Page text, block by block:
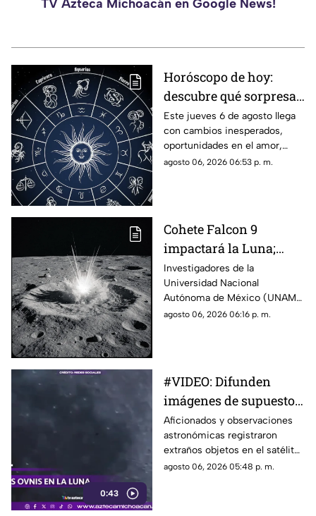
TV Azteca Michoacán en Google News!
Horóscopo de hoy:
descubre qué sorpresa
le espera a tu signo este
jueves 6 de agosto
Este jueves 6 de agosto llega
con cambios inesperados,
oportunidades en el amor,
avances laborales y decisiones
aprovechar la energía de la
jornada.
agosto 06, 2026 06:53 p. m.
Cohete Falcon 9
impactará la Luna;
UNAM descarta riesgos
para la Tierra
Investigadores de la
Universidad Nacional
Autónoma de México (UNAM)
informaron que la etapa
no representa ningún riesgo
para la población ni para el
planeta.
agosto 06, 2026 06:16 p. m.
0:43
#VIDEO: Difunden
imágenes de supuestos
OVNIs cerca de la Luna.
Aficionados y observaciones
astronómicas registraron
extraños objetos en el satélite
natural. Las imágenes causan
agosto 06, 2026 05:48 p. m.